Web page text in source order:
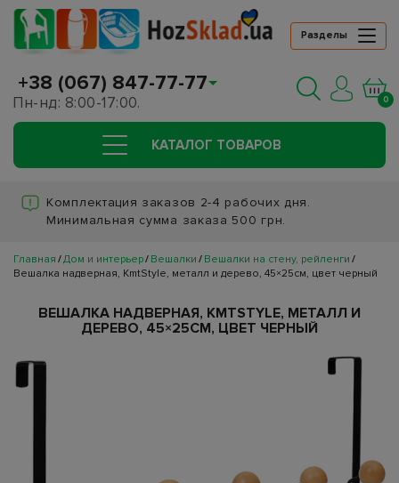
Разделы
+38 (067) 847-77-77
Пн-нд: 8:00-17:00. 0
КАТАЛОГ ТОВАРОВ
Комплектация заказов 2-4 рабочих дня.
Минимальная сумма заказа 500 грн.
Главная Дом и интерьер Вешалки
Вешалки на стену, рейленги
Вешалка надверная, KmtStyle, металл и дерево, 45×25см, цвет черный
ВЕШАЛКА НАДВЕРНАЯ, KMTSTYLE, МЕТАЛЛ И
ДЕРЕВО, 45×25СМ, ЦВЕТ ЧЕРНЫЙ